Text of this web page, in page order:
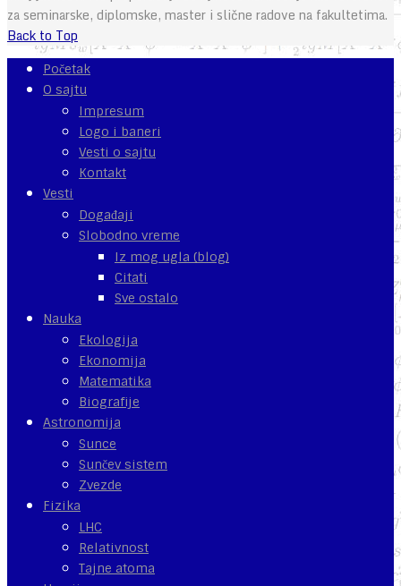
za seminarske, diplomske, master i slične radove na fakultetima.
Back to Top
Početak
O sajtu
Impresum
Logo i baneri
Vesti o sajtu
Kontakt
Vesti
Događaji
Slobodno vreme
Iz mog ugla (blog)
Citati
Sve ostalo
Nauka
Ekologija
Ekonomija
Matematika
Biografije
Astronomija
Sunce
Sunčev sistem
Zvezde
Fizika
LHC
Relativnost
Tajne atoma